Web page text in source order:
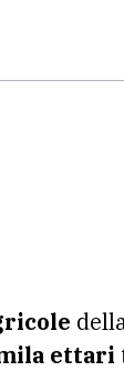
ettari